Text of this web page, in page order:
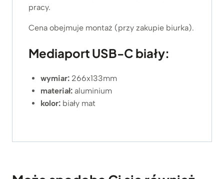
pracy.
Cena obejmuje montaż (przy zakupie biurka).
Mediaport USB-C biały:
wymiar: 266x133mm
materiał: aluminium
kolor: biały mat